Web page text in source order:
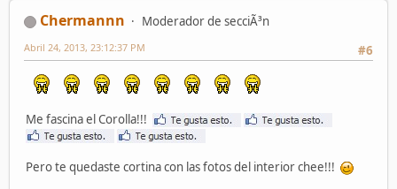
Chermannn
Moderador de secciÃ³n
#6
Abril 24, 2013, 23:12:37 PM
Me fascina el Corolla!!!
Pero te quedaste cortina con las fotos del interior chee!!!